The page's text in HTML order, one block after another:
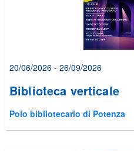
20/06/2026 - 26/09/2026
Biblioteca verticale
Polo bibliotecario di Potenza